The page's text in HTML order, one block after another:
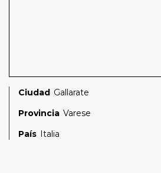
Ciudad Gallarate
Provincia Varese
País Italia